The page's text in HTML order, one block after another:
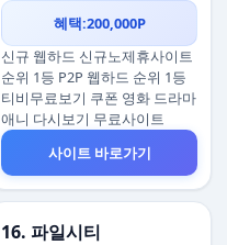
혜택:200,000P
신규 웹하드 신규노제휴사이트
순위 1등 P2P 웹하드 순위 1등
티비무료보기 쿠폰 영화 드라마
애니 다시보기 무료사이트
사이트 바로가기
16. 파일시티